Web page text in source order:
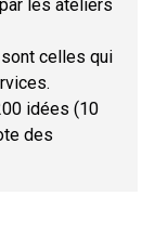
les ateliers
sont celles qui
idées (10
des